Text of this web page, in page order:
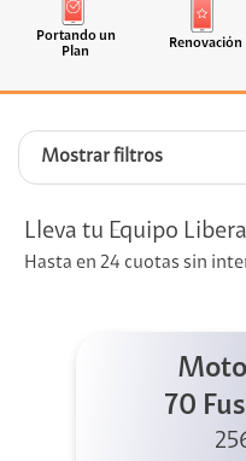
Portando un
Plan
Renovación
Mostrar filtros
Lleva tu Equipo
Hasta en 24 cuotas sin
70